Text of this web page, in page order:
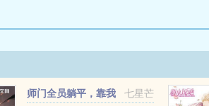
七星芒
师门全员躺平，靠我